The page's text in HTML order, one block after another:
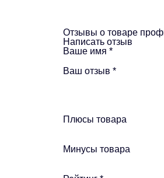
Отзывы о товаре
Написать отзыв
Ваше имя *
Ваш отзыв *
Плюсы товара
Минусы товара